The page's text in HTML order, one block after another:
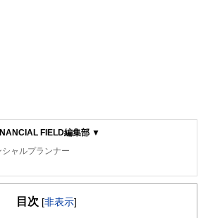
FIELD編集部 ▼
シャルプランナー
編集部は、金融、経済に関する記事を、日々
方でも理解できるようわかりやすく発信していま
目次 [非表示]